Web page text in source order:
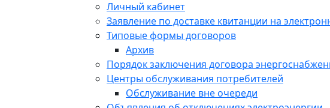
Личный кабинет
Заявление по доставке квитанции на
Типовые формы договоров
Архив
Порядок заключения договора
Центры обслуживания потребителей
Обслуживание вне очереди